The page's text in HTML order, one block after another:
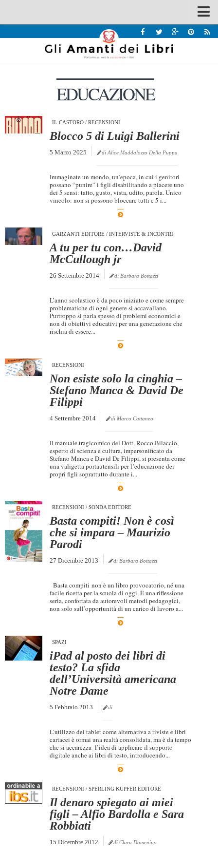
Recensioni
Interviste & Incontri
Chi siamo
Dicono di Noi
Rassegna Stampa
Case editrici
Partnership
Premio Chiara
Tabù Festival 2014
A Tutto Volume
EDUCAZIONE
IL CASTORO/ RECENSIONI
Blocco 5 di Luigi Ballerini
5 Marzo 2025 di Alice Maddalozzo Della Puppa
Immaginate un mondo, un’epoca, in cui i genitori
possano “punire” i figli disabilitando a piacere uno
dei 5 sensi: tatto, gusto, vista, udito, parola. Unico
vincolo: non si possono bloccare tutti e 5 i...
GARZANTI EDITORE/ INTERVISTE & INCONTRI
A tu per tu con…David
McCullough jr
26 Settembre 2014 di Barbara Bottazzi
L’anno scolastico è da poco iniziato e come sempre
problematiche di ogni genere si accavallano.
Purtroppo si parla spesso di problemi economici e
non di obiettivi educativi per una generazione che
rischia di essere...
RECENSIONI
Non esiste solo la cinghia –
Stefano Manca & David De
Filippi
4 Settembre 2014 di Marco Cattaneo
Il manuale tragicomico del Dott. Rocco Bilaccio,
esperto di scienza e cultura, impersonificato da
Stefano Manca e David De Filippi, si presenta come
una valigetta portautensili per l’educazione dei
propri figli soprattutto durante i...
RECENSIONI / SONDA EDITORE
Basta compiti! Non è così
che si impara – Maurizio
Parodi
27 Dicembre 2013 di Barbara Bottazzi
Basta compiti non è un libro provocatorio, né una
facile ricetta per la scuola di oggi. È una riflessione
seria, confortata da autorevoli metodi pedagogici,
non solo sull’opportunità di un carico di lavoro a...
SPAZI
iPad al posto dei libri di
testo? La sfida
dell’Università americana
Notre Dame
5 Febbraio 2013 di
L’utilizzo dei tablet come alternativa a riviste e libri
cartacei è ormai una realtà consolidata, ma è da tempo
che si accarezza l’idea di applicare il supporto
digitale anche ai libri di testo, introducendo...
RECENSIONI / SPERLING KUPFER EDITORE
Il denaro spiegato ai miei
figli – Alfio Bardolla e Sara
Robbiati
15 Dicembre 2012 di Clara Domenino